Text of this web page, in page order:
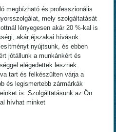
megbízható és professzionális
mely szolgáltatását
lényegesen akár 20 %-kal is
akár éjszakai hívások
nyújtsunk, és ebben
jótállunk a munkánkért és
elégedettek lesznek.
tart és felkészülten várja a
és legismertebb zármárkák
is. Szolgáltatásunk az Ön
hívhat minket